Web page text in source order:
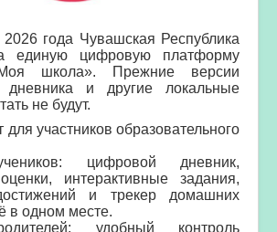
года Чувашская Республика
единую цифровую платформу
Моя школа». Прежние версии
дневника и другие локальные
не будут.
для участников образовательного
цифровой дневник,
интерактивные задания,
и трекер домашних
в одном месте.
удобный контроль